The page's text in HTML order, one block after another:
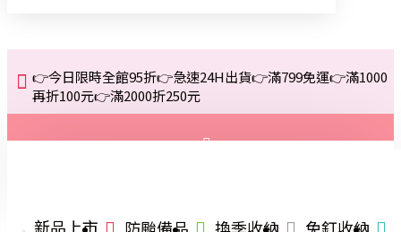
👉今日限時全館95折👉急速24H出貨👉滿799免運👉滿1000
再折100元👉滿2000折250元
註冊
新品上市